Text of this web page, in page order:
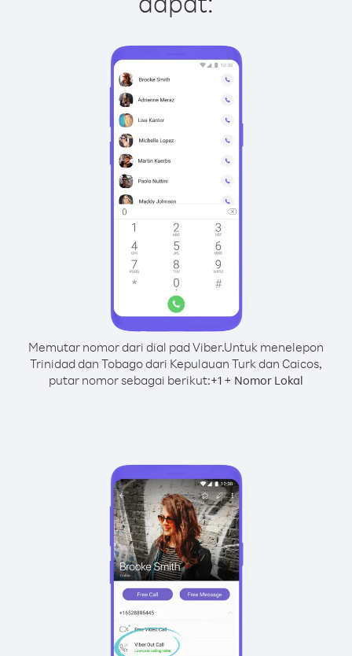
Memutar nomor dari dial pad Viber.Untuk menelepon
Trinidad dan Tobago dari Kepulauan Turk dan Caicos,
putar nomor sebagai berikut:+1 + Nomor Lokal